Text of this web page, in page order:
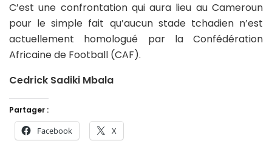
C’est une confrontation qui aura lieu au Cameroun
pour le simple fait qu’aucun stade tchadien n’est
actuellement homologué par la Confédération
Africaine de Football (CAF).
Cedrick Sadiki Mbala
Partager :
Facebook X